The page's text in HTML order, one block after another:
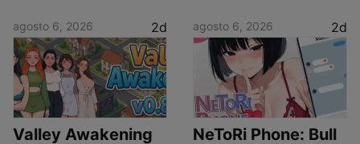
agosto 6, 2026 2d
Valley Awakening
agosto 6, 2026 2d
NeToRi Phone: Bull